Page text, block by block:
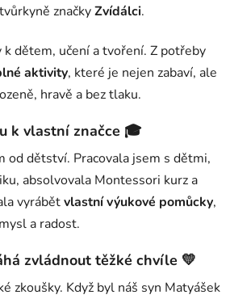
značkyZvídálci.
k dětem, učení a tvoření. Z potřeby
aktivity, které je nejen zabaví, ale
hravě a bez tlaku.
k vlastní značce 🎓
od dětství. Pracovala jsem s dětmi,
absolvovala Montessori kurz a
vyrábětvlastní výukové pomůcky,
a radost.
zvládnout těžké chvíle 💛
zkoušky. Když byl náš syn Matyášek